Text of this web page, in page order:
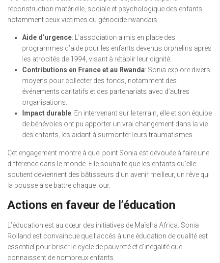
reconstruction matérielle, sociale et psychologique des enfants,
notamment ceux victimes du génocide rwandais.
Aide d’urgence: L’association a mis en place des
programmes d’aide pour les enfants devenus orphelins après
les atrocités de 1994, visant à rétablir leur dignité.
Contributions en France et au Rwanda: Sonia explore divers
moyens pour collecter des fonds, notamment des
événements caritatifs et des partenariats avec d’autres
organisations.
Impact durable: En intervenant sur le terrain, elle et son équipe
de bénévoles ont pu apporter un vrai changement dans la vie
des enfants, les aidant à surmonter leurs traumatismes.
Cet engagement montre à quel point Sonia est dévouée à faire une
différence dans le monde. Elle souhaite que les enfants qu’elle
soutient deviennent des bâtisseurs d’un avenir meilleur, un rêve qui
la pousse à se battre chaque jour.
Actions en faveur de l’éducation
L’éducation est au cœur des initiatives de Maïsha Africa. Sonia
Rolland est convaincue que l’accès à une éducation de qualité est
essentiel pour briser le cycle de pauvreté et d’inégalité que
connaissent de nombreux enfants.